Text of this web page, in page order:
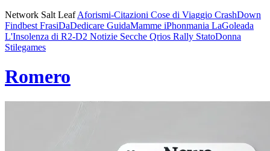
Network Salt LeafAforismi-Citazioni Cose di Viaggio CrashDown
Findbest FrasiDaDedicare GuidaMamme iPhonmania LaGoleada
L'Insolenza di R2-D2 Notizie Secche Qrios Rally StatoDonna
Stilegames
Romero